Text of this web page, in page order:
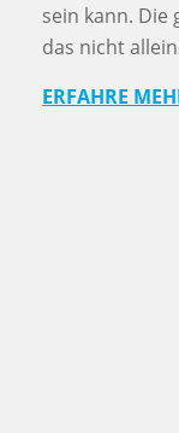
sein kann.
das nicht
ERFAHRE